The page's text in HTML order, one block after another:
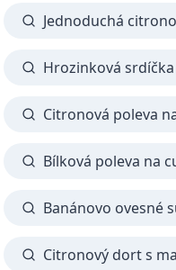
Jednoduchá
Hrozinková
Citronová poleva
Bílková poleva na
Banánovo ovesné
Citronový dort s